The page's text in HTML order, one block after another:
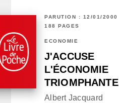
PARUTION : 12/01/2000
188 PAGES
ECONOMIE
J'ACCUSE
L'ÉCONOMIE
TRIOMPHANTE
Albert Jacquard